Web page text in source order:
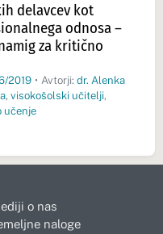
delavcev kot
odnosa –
za kritično
2019 • Avtorji: dr. Alenka
, visokošolski učitelji,
učenje
o nas
naloge